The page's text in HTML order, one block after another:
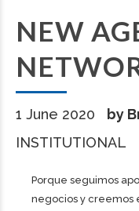
NEW
1 June 2020
by
INSTITUTIONAL
Porque seguimos
negocios y creemos